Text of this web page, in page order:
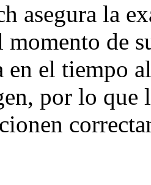
asegura la
momento de
en el tiempo
por lo que